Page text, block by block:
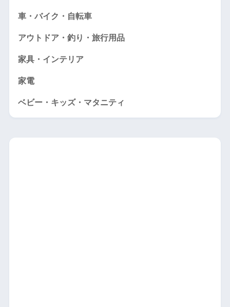
車・バイク・自転車
アウトドア・釣り・旅行用品
家具・インテリア
家電
ベビー・キッズ・マタニティ